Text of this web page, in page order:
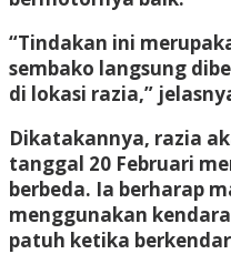
“Tindakan ini
sembako langsung
di lokasi razia,”
Dikatakannya, razia
tanggal 20 Februari
berbeda. Ia berharap
menggunakan
patuh ketika